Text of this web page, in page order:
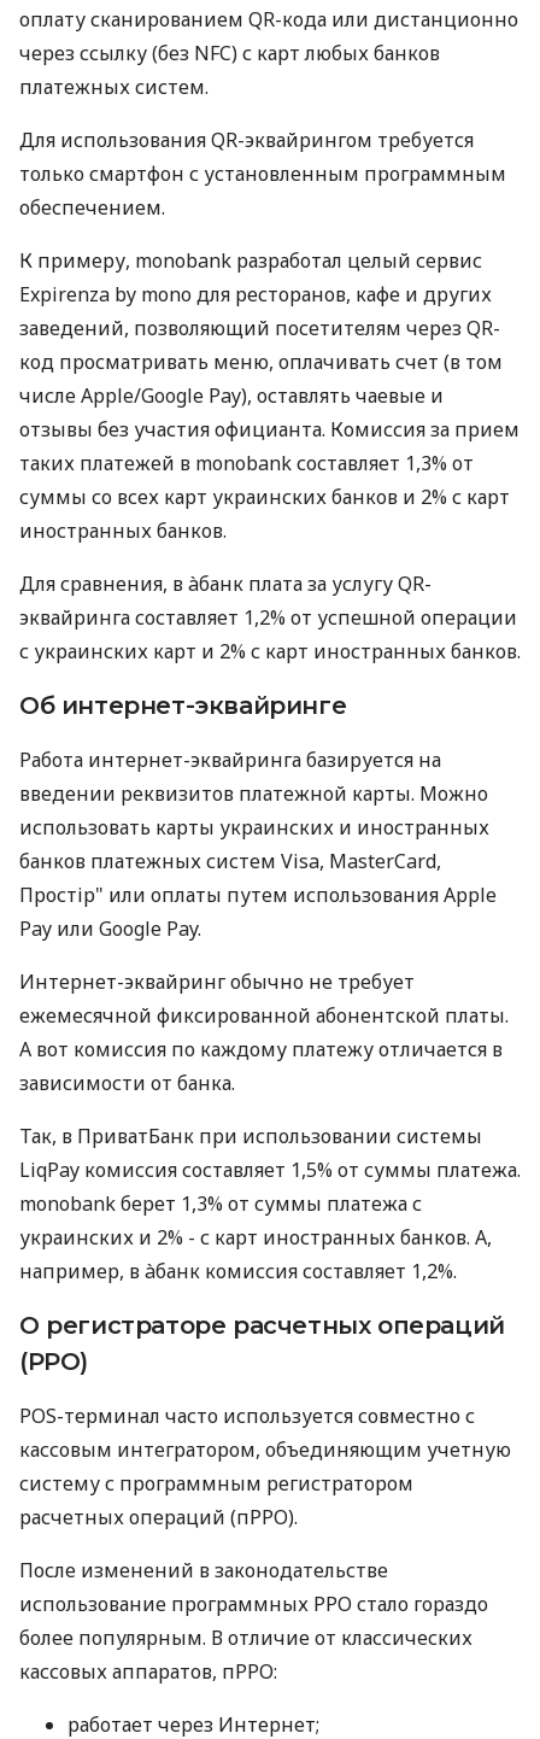
оплату сканированием QR-кода или дистанционно
через ссылку (без NFC) с карт любых банков
платежных систем.
Для использования QR-эквайрингом требуется
только смартфон с установленным программным
обеспечением.
К примеру, monobank разработал целый сервис
Expirenza by mono для ресторанов, кафе и других
заведений, позволяющий посетителям через QR-
код просматривать меню, оплачивать счет (в том
числе Apple/Google Pay), оставлять чаевые и
отзывы без участия официанта. Комиссия за прием
таких платежей в monobank составляет 1,3% от
суммы со всех карт украинских банков и 2% с карт
иностранных банков.
Для сравнения, в àбанк плата за услугу QR-
эквайринга составляет 1,2% от успешной операции
с украинских карт и 2% с карт иностранных банков.
Об интернет-эквайринге
Работа интернет-эквайринга базируется на
введении реквизитов платежной карты. Можно
использовать карты украинских и иностранных
банков платежных систем Visa, MasterCard,
Простір" или оплаты путем использования Apple
Pay или Google Pay.
Интернет-эквайринг обычно не требует
ежемесячной фиксированной абонентской платы.
А вот комиссия по каждому платежу отличается в
зависимости от банка.
Так, в ПриватБанк при использовании системы
LiqPay комиссия составляет 1,5% от суммы платежа.
monobank берет 1,3% от суммы платежа с
украинских и 2% - с карт иностранных банков. А,
например, в àбанк комиссия составляет 1,2%.
О регистраторе расчетных операций
(РРО)
POS-терминал часто используется совместно с
кассовым интегратором, объединяющим учетную
систему с программным регистратором
расчетных операций (пРРО).
После изменений в законодательстве
использование программных РРО стало гораздо
более популярным. В отличие от классических
кассовых аппаратов, пРРО:
работает через Интернет;